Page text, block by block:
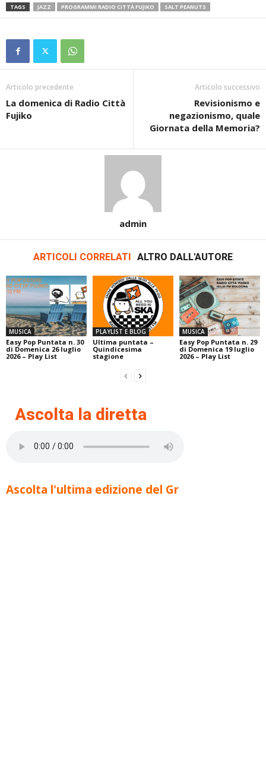
TAGS JAZZ PROGRAMMI RADIO CITTÀ FUJIKO SALT PEANUTS
Articolo precedente
La domenica di Radio Città
Fujiko
Articolo successivo
Revisionismo e
negazionismo, quale
Giornata della Memoria?
admin
ARTICOLI CORRELATI ALTRO DALL'AUTORE
MUSICA
Easy Pop Puntata n. 30
di Domenica 26 luglio
2026 – Play List
PLAYLIST E BLOG
Ultima puntata –
Quindicesima
stagione
MUSICA
Easy Pop Puntata n. 29
di Domenica 19 luglio
2026 – Play List
Ascolta la diretta
Ascolta l'ultima edizione del Gr